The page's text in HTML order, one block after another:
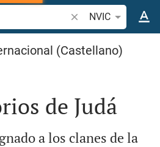
Buscar versículo
NVIC
(Castellano)
de Judá
a los clanes de la